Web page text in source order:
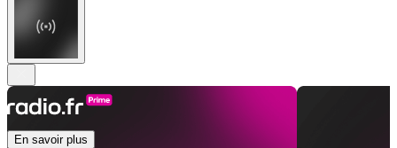
En savoir plus